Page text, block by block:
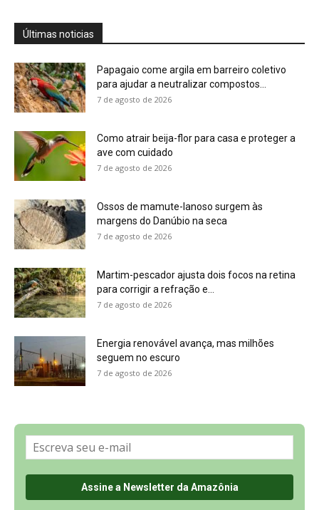
Martim-pescador ajusta dois focos na retina
7 de agosto de 2026
7 de agosto de 2026
Política de Privacidade, LGPD e RGPD
Últimas Notícias
🌎 Español
©